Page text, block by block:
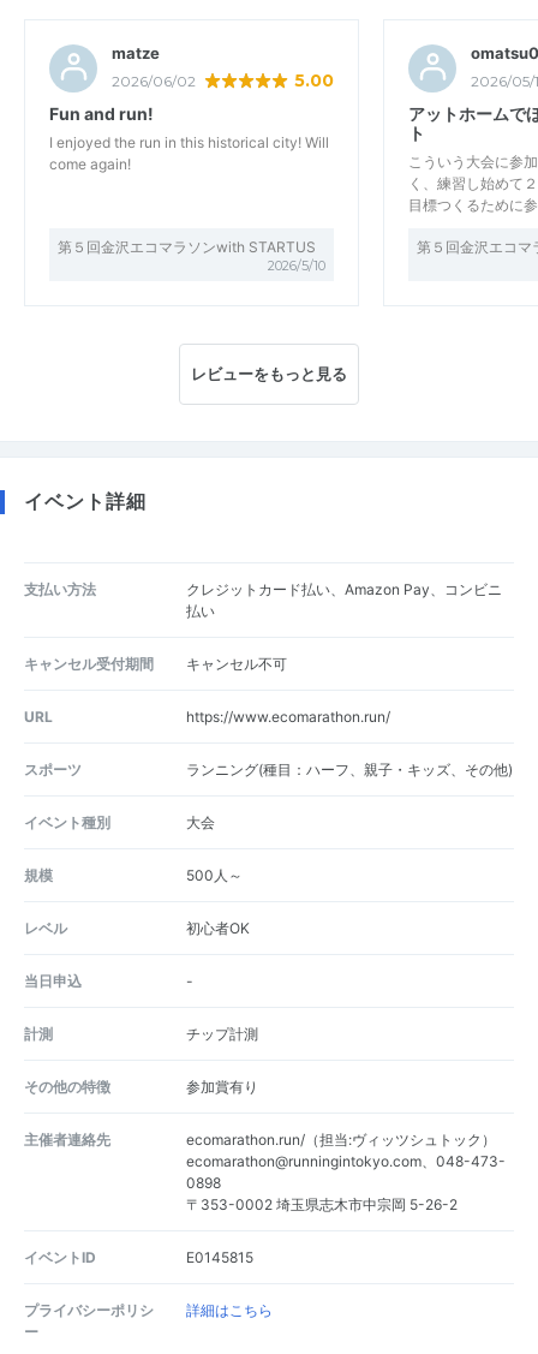
matze
2026/06/02 5.00
Fun and run!
I enjoyed the run in this historical city! Will
come again!
第５回金沢エコマラソンwith STARTUS
2026/5/10
2026/05/
アットホームで
ト
こういう大会に参
く、練習し始めて
目標つくるために
第５回金沢エコ
レビューをもっと見る
イベント詳細
支払い方法
クレジットカード払い、Amazon Pay、コンビニ
払い
キャンセル受付期間 キャンセル不可
URL https://www.ecomarathon.run/
スポーツ ランニング(種目：ハーフ、親子・キッズ、その他)
イベント種別 大会
規模 500人～
レベル 初心者OK
当日申込 -
計測 チップ計測
その他の特徴 参加賞有り
主催者連絡先
ecomarathon.run/（担当:ヴィッツシュトック）
ecomarathon@runningintokyo.com、048-473-
0898
〒353-0002 埼玉県志木市中宗岡 5-26-2
イベントID E0145815
プライバシーポリシ
ー
詳細はこちら